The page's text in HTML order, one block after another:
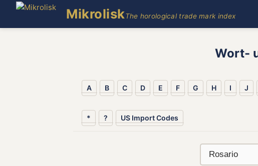
MikroliskThe horological trade mark index
Wort-
A B C D E F G H I J
* ? US Import Codes